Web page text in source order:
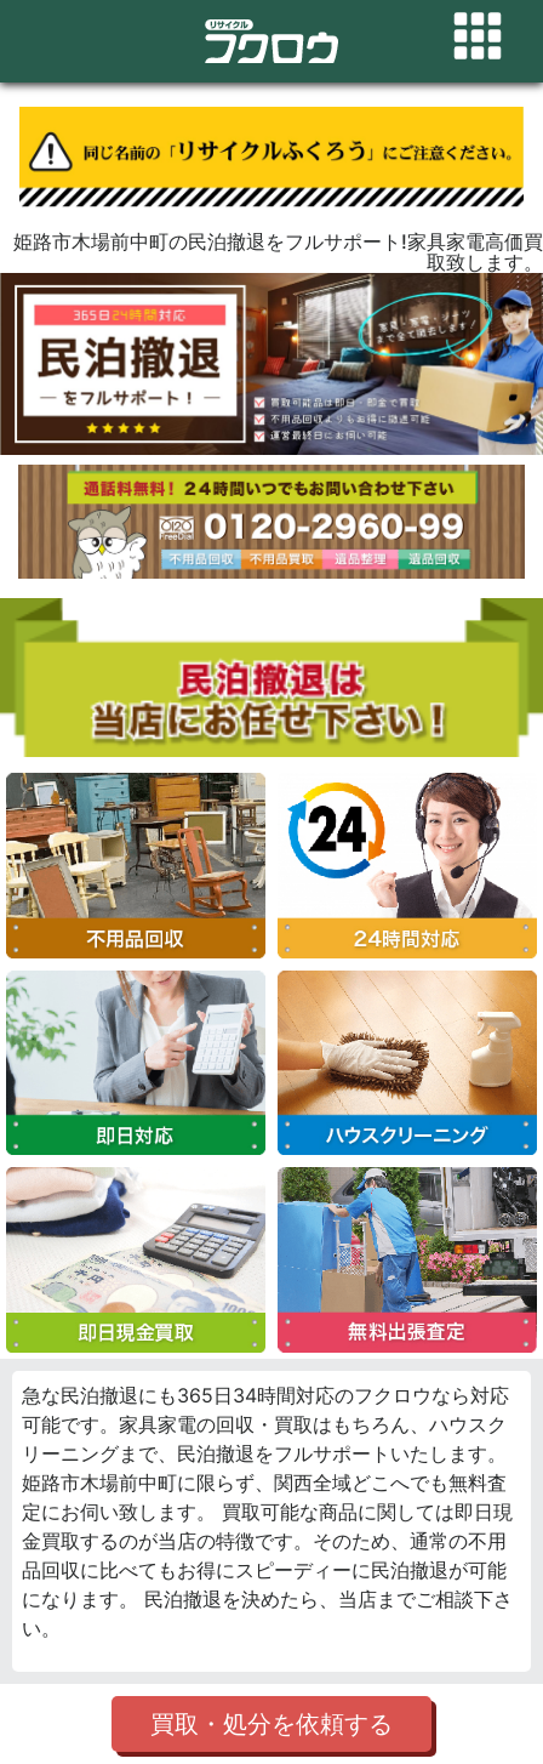
姫路市木場前中町の民泊撤退をフルサポート!家具家電高価買
取致します。
急な民泊撤退にも365日34時間対応のフクロウなら対応
可能です。家具家電の回収・買取はもちろん、ハウスク
リーニングまで、民泊撤退をフルサポートいたします。
姫路市木場前中町に限らず、関西全域どこへでも無料査
定にお伺い致します。 買取可能な商品に関しては即日現
金買取するのが当店の特徴です。そのため、通常の不用
品回収に比べてもお得にスピーディーに民泊撤退が可能
になります。 民泊撤退を決めたら、当店までご相談下さ
い。
買取・処分を依頼する